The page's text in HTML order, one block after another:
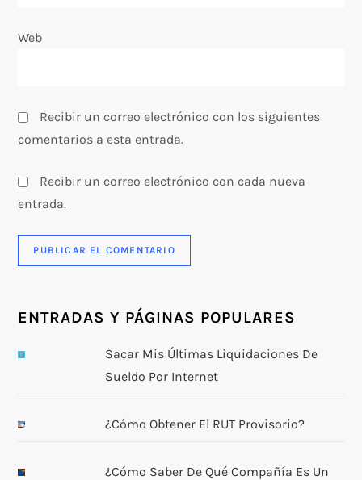
d
s
Web
Recibir un correo electrónico con los siguientes
comentarios a esta entrada.
Recibir un correo electrónico con cada nueva
entrada.
ENTRADAS Y PÁGINAS POPULARES
Sacar Mis Últimas Liquidaciones De
Sueldo Por Internet
¿Cómo Obtener El RUT Provisorio?
¿Cómo Saber De Qué Compañía Es Un